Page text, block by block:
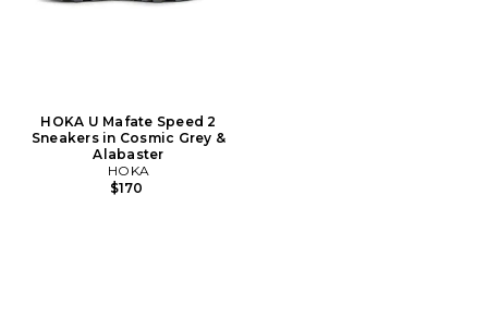
HOKA U Mafate Speed 2
Sneakers in Cosmic Grey &
Alabaster
HOKA
$170